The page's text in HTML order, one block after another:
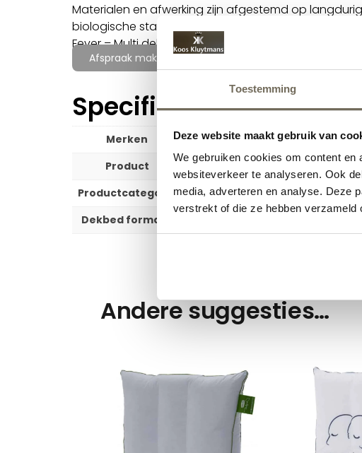
Toestemming
Deze website maakt gebruik van
We gebruiken cookies om content
websiteverkeer te analyseren. Ook
media, adverteren en analyse. Deze
verstrekt of die ze hebben
Materialen en afwerking zijn afgestemd op
biologische standaarden, wat de kwaliteit van de
Fever – Multi dekbedovertrek niet alleen prettig ligt,
Afspraak maken voor meer informatie
Specificaties
Merken
Auping
Product
Dekbedovertrek
Productcategorie Slapen
Dekbed formaat
Andere suggesties…